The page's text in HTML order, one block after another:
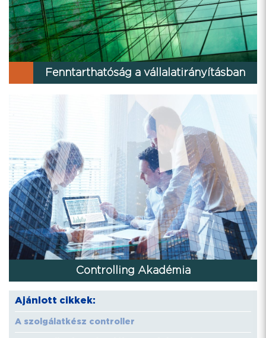
Fenntarthatóság a vállalatirányításban
Controlling Akadémia
Ajánlott cikkek:
A szolgálatkész controller